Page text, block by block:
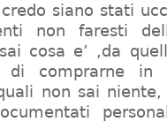
siano stati
non faresti
cosa e’ ,da
di comprarne in
non sai